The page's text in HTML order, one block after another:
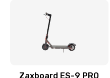
Zaxboard ES-9 PRO